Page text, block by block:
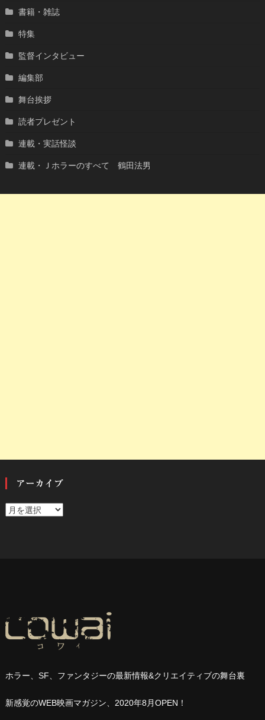
書籍・雑誌
特集
監督インタビュー
編集部
舞台挨拶
読者プレゼント
連載・実話怪談
連載・Ｊホラーのすべて 鶴田法男
アーカイブ
ア
ホラー、SF、ファンタジーの最新情報&クリエイティブの舞台裏
新感覚のWEB映画マガジン、2020年8月OPEN ！